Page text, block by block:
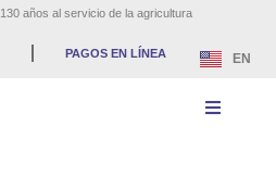
130 años al servicio de la agricultura
PAGOS EN LÍNEA EN